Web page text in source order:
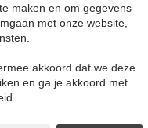
maken en om gegevens
met onze website,
akkoord dat we deze
en ga je akkoord met